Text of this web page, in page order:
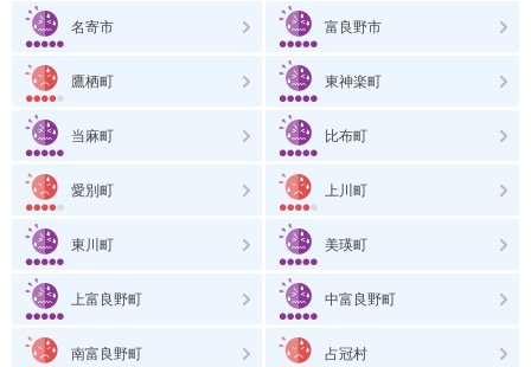
名寄市 富良野市
鷹栖町 東神楽町
当麻町 比布町
愛別町 上川町
東川町 美瑛町
上富良野町 中富良野町
南富良野町 占冠村